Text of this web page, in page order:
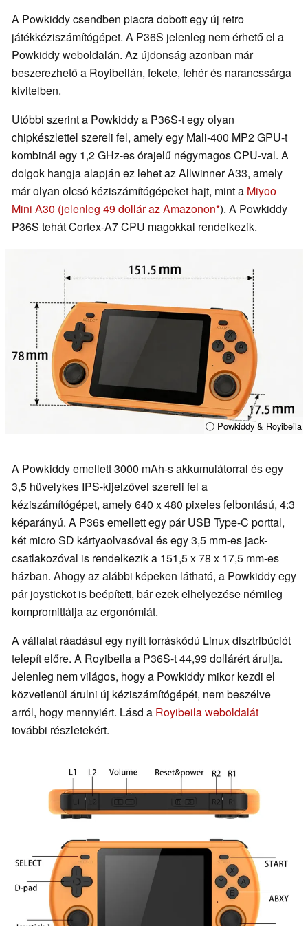
A Powkiddy csendben piacra dobott egy új retro
játékkéziszámítógépet. A P36S jelenleg nem érhető el a
Powkiddy weboldalán. Az újdonság azonban már
beszerezhető a Royibeilán, fekete, fehér és narancssárga
kivitelben.
Utóbbi szerint a Powkiddy a P36S-t egy olyan
chipkészlettel szereli fel, amely egy Mali-400 MP2 GPU-t
kombinál egy 1,2 GHz-es órajelű négymagos CPU-val. A
dolgok hangja alapján ez lehet az Allwinner A33, amely
már olyan olcsó kéziszámítógépeket hajt, mint a Miyoo
Mini A30 (jelenleg 49 dollár az Amazonon ). A Powkiddy
P36S tehát Cortex-A7 CPU magokkal rendelkezik.
ⓘ Powkiddy & Royibeila
A Powkiddy emellett 3000 mAh-s akkumulátorral és egy
3,5 hüvelykes IPS-kijelzővel szereli fel a
kéziszámítógépet, amely 640 x 480 pixeles felbontású, 4:3
képarányú. A P36s emellett egy pár USB Type-C porttal,
két micro SD kártyaolvasóval és egy 3,5 mm-es jack-
csatlakozóval is rendelkezik a 151,5 x 78 x 17,5 mm-es
házban. Ahogy az alábbi képeken látható, a Powkiddy egy
pár joystickot is beépített, bár ezek elhelyezése némileg
kompromittálja az ergonómiát.
A vállalat ráadásul egy nyílt forráskódú Linux disztribúciót
telepít előre. A Royibeila a P36S-t 44,99 dollárért árulja.
Jelenleg nem világos, hogy a Powkiddy mikor kezdi el
közvetlenül árulni új kéziszámítógépét, nem beszélve
arról, hogy mennyiért. Lásd a Royibeila weboldalát
további részletekért.